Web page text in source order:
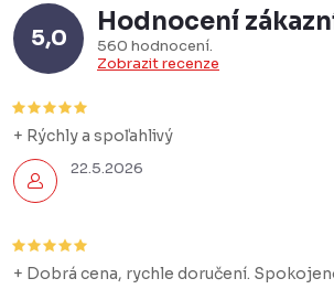
5,0
Hodnocení
560 hodnocení
Zobrazit recenze
22.5.2026
+ Rýchly a spoľahlivý
+ Dobrá cena, rychle doručení.